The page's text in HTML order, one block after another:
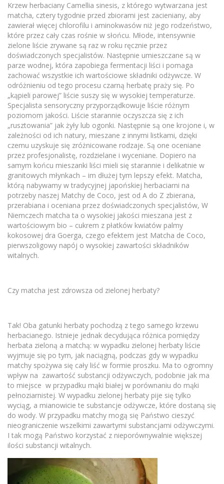
Krzew herbaciany Camellia sinesis, z którego wytwarzana jest
matcha, cztery tygodnie przed zbiorami jest zacieniany, aby
zawierał więcej chlorofilu i aminokwasów niż jego rodzeństwo,
które przez cały czas rośnie w słońcu. Młode, intensywnie
zielone liście zrywane są raz w roku ręcznie przez
doświadczonych specjalistów. Następnie umieszczane są w
parze wodnej, która zapobiega fermentacji liści i pomaga
zachować wszystkie ich wartościowe składniki odżywcze. W
odróżnieniu od tego procesu czarną herbatę praży się. Po
„kąpieli parowej” liście suszy się w wysokiej temperaturze.
Specjalista sensoryczny przyporządkowuje liście różnym
poziomom jakości. Liście starannie oczyszcza się z ich
„rusztowania” jak żyły lub ogonki. Następnie są one krojone i, w
zależności od ich natury, mieszane z innymi listkami, dzięki
czemu uzyskuje się zróżnicowane rodzaje. Są one oceniane
przez profesjonalistę, rozdzielane i wyceniane. Dopiero na
samym końcu mieszanki liści mieli się starannie i delikatnie w
granitowych młynkach – im dłużej tym lepszy efekt. Matcha,
którą nabywamy w tradycyjnej japońskiej herbaciarni na
potrzeby naszej Matchy de Coco, jest od A do Z zbierana,
przerabiana i oceniana przez doświadczonych specjalistów, W
Niemczech matcha ta o wysokiej jakości mieszana jest z
wartościowym bio – cukrem z płatków kwiatów palmy
kokosowej dra Goerga, czego efektem jest Matcha de Coco,
pierwszoligowy napój o wysokiej zawartości składników
witalnych.
Czy matcha jest zdrowsza od zielonej herbaty?
Tak! Oba gatunki herbaty pochodzą z tego samego krzewu
herbacianego. Istnieje jednak decydująca różnica pomiędzy
herbata zieloną a matchą: w wypadku zielonej herbaty liście
wyjmuje się po tym, jak naciągną, podczas gdy w wypadku
matchy spożywa się cały liść w formie proszku. Ma to ogromny
wpływ na zawartość substancji odżywczych, podobnie jak ma
to miejsce w przypadku mąki białej w porównaniu do mąki
pełnoziarnistej. W wypadku zielonej herbaty pije się tylko
wyciąg, a mianowicie te substancje odżywcze, które dostaną się
do wody. W przypadku matchy mogą się Państwo cieszyć
nieograniczenie wszelkimi zawartymi substancjami odżywczymi.
I tak mogą Państwo korzystać z nieporównywalnie większej
ilości substancji witalnych.